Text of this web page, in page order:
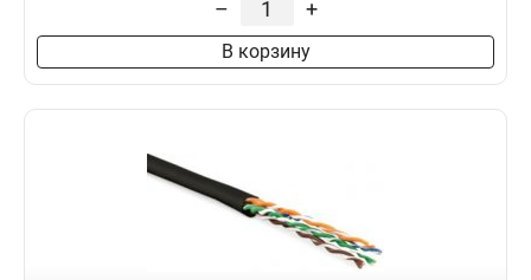
– +
В корзину